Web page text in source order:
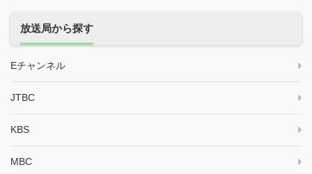
放送局から探す
Eチャンネル
JTBC
KBS
MBC